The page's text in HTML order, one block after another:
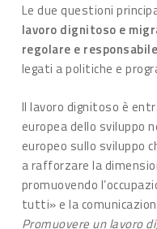
Le due questioni
lavoro dignitoso e
regolare e
legati a politiche e
Il lavoro dignitoso è
europea dello sviluppo
europeo sullo sviluppo
a rafforzare la
promuovendo
tutti» e la
Promuovere un lavoro